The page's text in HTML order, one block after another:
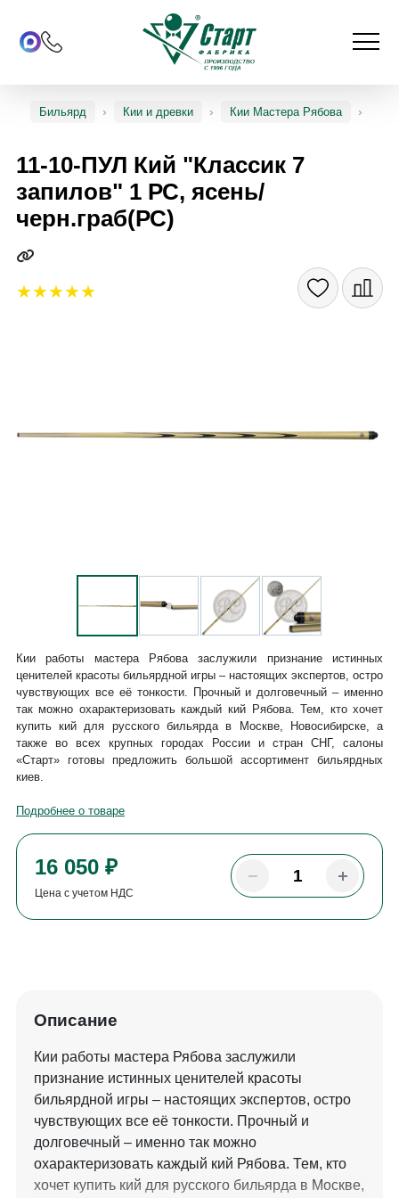
Бильярд Кии и древки Кии Мастера Рябова
11-10-ПУЛ Кий "Классик 7
запилов" 1 РС, ясень/
черн.граб(РС)
16 050 ₽
Цена с учетом НДС
Кии работы мастера Рябова заслужили признание истинных
ценителей красоты бильярдной игры – настоящих экспертов, остро
чувствующих все её тонкости. Прочный и долговечный – именно
так можно охарактеризовать каждый кий Рябова. Тем, кто хочет
купить кий для русского бильярда в Москве, Новосибирске, а
также во всех крупных городах России и стран СНГ, салоны
«Старт» готовы предложить большой ассортимент бильярдных
киев.
Подробнее о товаре
Описание
Кии работы мастера Рябова заслужили
признание истинных ценителей красоты
бильярдной игры – настоящих экспертов, остро
чувствующих все её тонкости. Прочный и
долговечный – именно так можно
охарактеризовать каждый кий Рябова. Тем, кто
хочет купить кий для русского бильярда в Москве,